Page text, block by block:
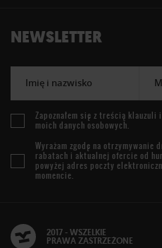
NEWSLETTER
Imię i nazwisko
Zapoznałem się z treścią klauzuli
moich danych osobowych.
Wyrażam zgodę na
rabatach i aktualnej ofercie od
powyżej adres poczty
momencie.
2017 - WSZELKIE
PRAWA ZASTRZEŻONE